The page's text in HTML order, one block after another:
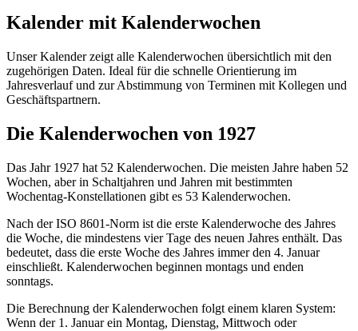
Kalender mit Kalenderwochen
Unser Kalender zeigt alle Kalenderwochen übersichtlich mit den
zugehörigen Daten. Ideal für die schnelle Orientierung im
Jahresverlauf und zur Abstimmung von Terminen mit Kollegen und
Geschäftspartnern.
Die Kalenderwochen von 1927
Das Jahr 1927 hat 52 Kalenderwochen. Die meisten Jahre haben 52
Wochen, aber in Schaltjahren und Jahren mit bestimmten
Wochentag-Konstellationen gibt es 53 Kalenderwochen.
Nach der ISO 8601-Norm ist die erste Kalenderwoche des Jahres
die Woche, die mindestens vier Tage des neuen Jahres enthält. Das
bedeutet, dass die erste Woche des Jahres immer den 4. Januar
einschließt. Kalenderwochen beginnen montags und enden
sonntags.
Die Berechnung der Kalenderwochen folgt einem klaren System:
Wenn der 1. Januar ein Montag, Dienstag, Mittwoch oder